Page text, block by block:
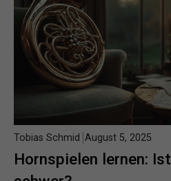
Hornspielen lernen:
Tobias Schmid August 5, 2025